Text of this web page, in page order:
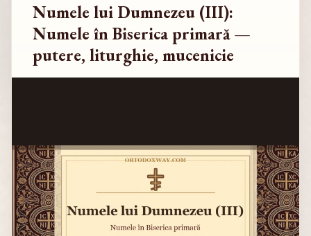
Numele lui Dumnezeu (III):
Numele în Biserica primară —
putere, liturghie, mucenicie